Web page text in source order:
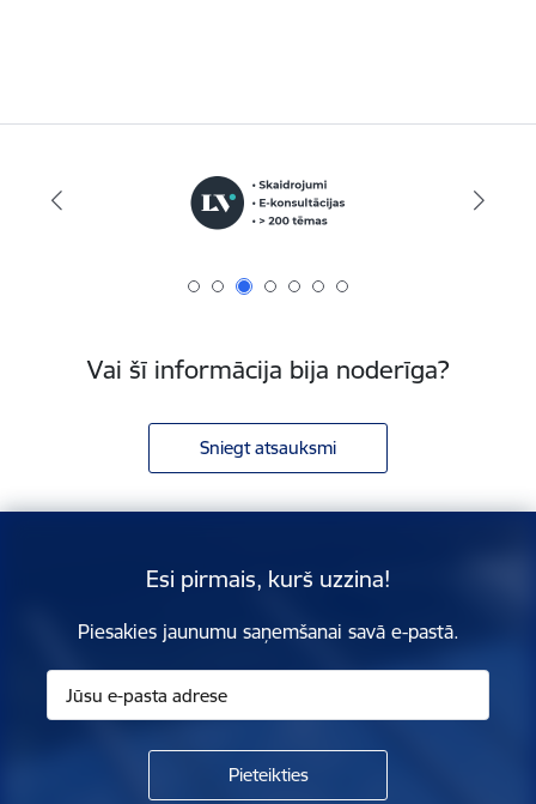
Vai šī informācija bija noderīga?
Sniegt atsauksmi
Esi pirmais, kurš uzzina!
Piesakies jaunumu saņemšanai savā e-pastā.